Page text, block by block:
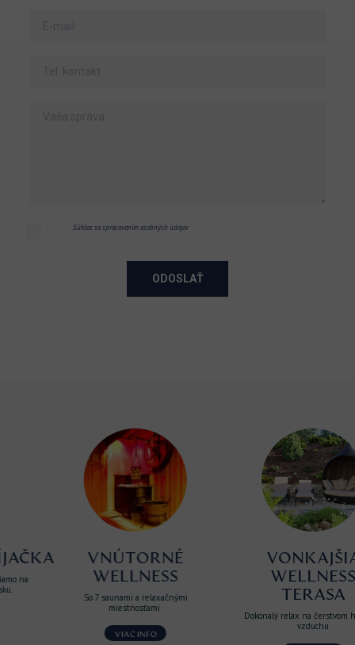
Súhlas so spracovaním osobných údajov
ODOSLAŤ
VNÚTORNÉ
WELLNESS
So 7 saunami a relaxačnými
miestnosťami
VIAC INFO
VONKAJŠIA
WELLNESS
TERASA
Dokonalý relax na čerstvom horskom